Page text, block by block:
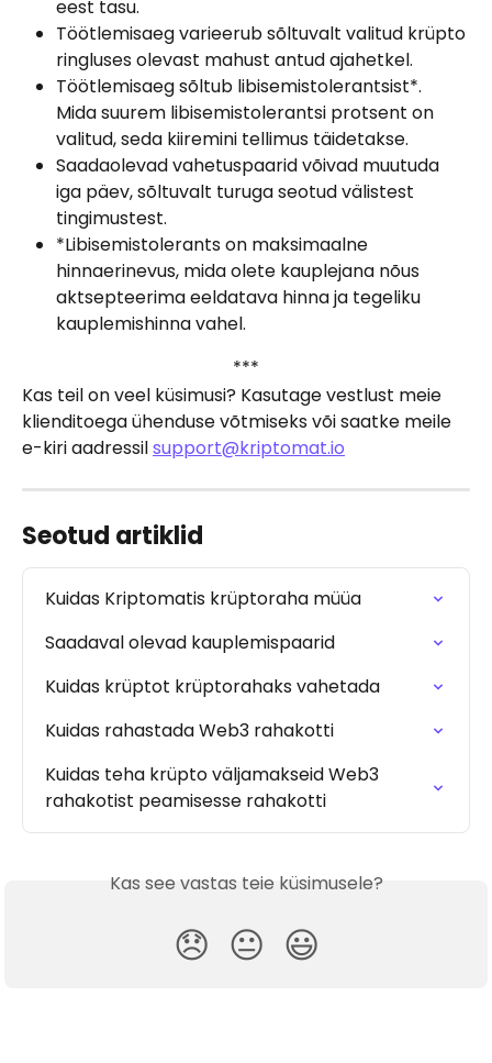
eest tasu.
Töötlemisaeg varieerub sõltuvalt valitud krüpto
ringluses olevast mahust antud ajahetkel.
Töötlemisaeg sõltub libisemistolerantsist*.
Mida suurem libisemistolerantsi protsent on
valitud, seda kiiremini tellimus täidetakse.
Saadaolevad vahetuspaarid võivad muutuda
iga päev, sõltuvalt turuga seotud välistest
tingimustest.
*Libisemistolerants on maksimaalne
hinnaerinevus, mida olete kauplejana nõus
aktsepteerima eeldatava hinna ja tegeliku
kauplemishinna vahel.
***
Kas teil on veel küsimusi? Kasutage vestlust meie
klienditoega ühenduse võtmiseks või saatke meile
e-kiri aadressil support@kriptomat.io
Seotud artiklid
Kuidas Kriptomatis krüptoraha müüa
Saadaval olevad kauplemispaarid
Kuidas krüptot krüptorahaks vahetada
Kuidas rahastada Web3 rahakotti
Kuidas teha krüpto väljamakseid Web3
rahakotist peamisesse rahakotti
Kas see vastas teie küsimusele?
😞 😐 😃